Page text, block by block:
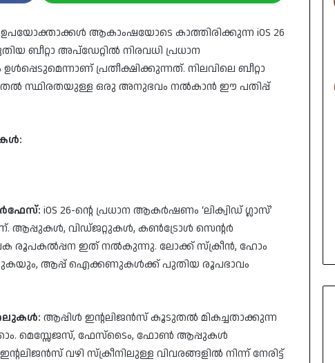
ആകാംഷയോടെ കാത്തിരിക്കുന്ന iOS 26
ബീറ്റാ അപ്‌ഡേറ്റിൽ നിരവധി പ്രധാന
പ്രതീക്ഷിക്കുന്നത്. നിലവിലെ ബീറ്റാ
സ്ഥിരതയുള്ള ഒരു അനുഭവം നൽകാൻ ഈ പതിപ്പ്
iOS 26-ന്റെ പ്രധാന ആകർഷണം ‘ലിക്വിഡ് ഗ്ലാസ്’
ആപ്പുകൾ, വിഡ്ജറ്റുകൾ, കൺട്രോൾ സെന്റർ
രൂപകൽപ്പന ഇത് നൽകുന്നു. ലോക്ക് സ്ക്രീൻ, ഹോം
ആപ്പ് ഐക്കണുകൾക്ക് പുതിയ രൂപഭാവം
ആപ്പിൾ ഇന്റലിജൻസ് കൂടുതൽ മികച്ചതാക്കുന്ന
മെസ്സേജസ്, ഫേസ്ടൈം, ഫോൺ ആപ്പുകൾ
വഴി സ്ക്രീനിലുള്ള വിവരങ്ങളിൽ നിന്ന് നേരിട്ട്